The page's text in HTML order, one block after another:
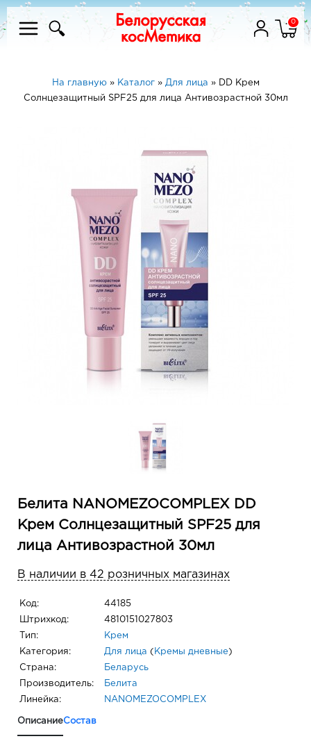
0
На главную» Каталог» Для лица »
DD Крем
Солнцезащитный SPF25 для лица Антивозрастной 30мл
Белита NANOMEZOCOMPLEX DD
Крем Солнцезащитный SPF25 для
лица Антивозрастной 30мл
В наличии в 42 розничных магазинах
Код: 44185
Штрихкод: 4810151027803
Тип: Крем
Категория: Для лица ( Кремы дневные )
Страна: Беларусь
Производитель: Белита
Линейка: NANOMEZOCOMPLEX
ОписаниеСостав